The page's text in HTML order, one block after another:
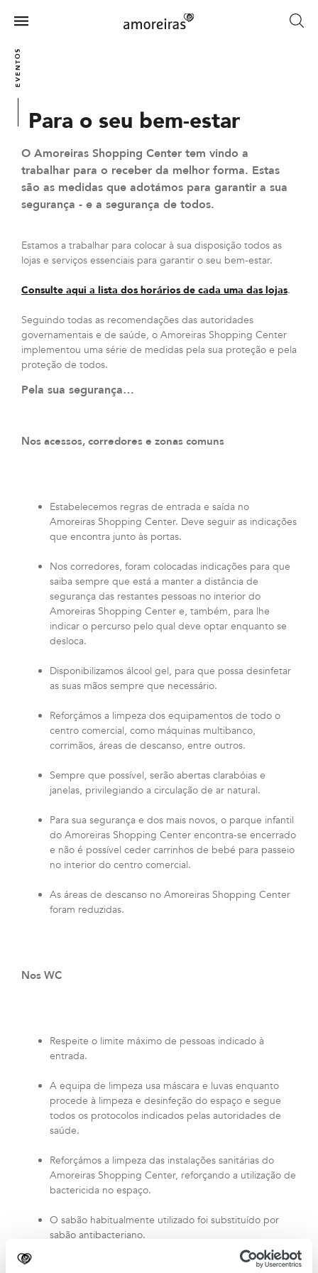
mainMenu
EVENTOS
Para o seu bem-estar
O Amoreiras Shopping Center tem vindo a
trabalhar para o receber da melhor forma. Estas
são as medidas que adotámos para garantir a sua
segurança - e a segurança de todos.
Estamos a trabalhar para colocar à sua disposição todos as
lojas e serviços essenciais para garantir o seu bem-estar.
Consulte aqui a lista dos horários de cada uma das lojas.
Seguindo todas as recomendações das autoridades
governamentais e de saúde, o Amoreiras Shopping Center
implementou uma série de medidas pela sua proteção e pela
proteção de todos.
Pela sua segurança…
Nos acessos, corredores e zonas comuns
Estabelecemos regras de entrada e saída no
Amoreiras Shopping Center. Deve seguir as indicações
que encontra junto às portas.
Nos corredores, foram colocadas indicações para que
saiba sempre que está a manter a distância de
segurança das restantes pessoas no interior do
Amoreiras Shopping Center e, também, para lhe
indicar o percurso pelo qual deve optar enquanto se
desloca.
Disponibilizamos álcool gel, para que possa desinfetar
as suas mãos sempre que necessário.
Reforçámos a limpeza dos equipamentos de todo o
centro comercial, como máquinas multibanco,
corrimãos, áreas de descanso, entre outros.
Sempre que possível, serão abertas clarabóias e
janelas, privilegiando a circulação de ar natural.
Para sua segurança e dos mais novos, o parque infantil
do Amoreiras Shopping Center encontra-se encerrado
e não é possível ceder carrinhos de bebé para passeio
no interior do centro comercial.
As áreas de descanso no Amoreiras Shopping Center
foram reduzidas.
Nos WC
Respeite o limite máximo de pessoas indicado à
entrada.
A equipa de limpeza usa máscara e luvas enquanto
procede à limpeza e desinfeção do espaço e segue
todos os protocolos indicados pelas autoridades de
saúde.
Reforçámos a limpeza das instalações sanitárias do
Amoreiras Shopping Center, reforçando a utilização de
bactericida no espaço.
O sabão habitualmente utilizado foi substituído por
sabão antibacteriano.
Para sua segurança, foram desativados alguns urinóis e